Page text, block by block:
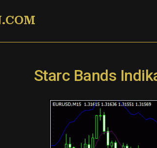
Starc Bands